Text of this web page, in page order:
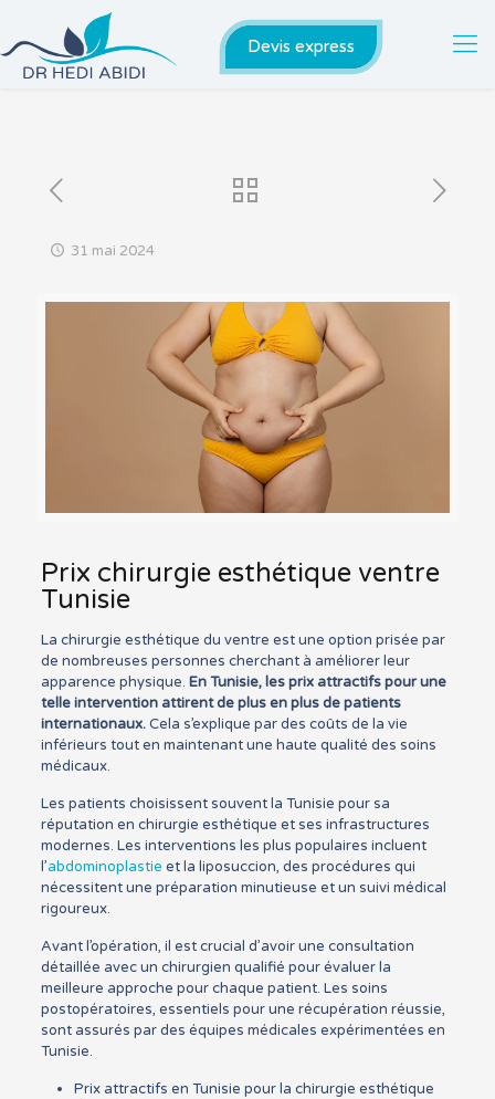
Devis express
31 mai 2024
Prix chirurgie esthétique ventre
Tunisie
La chirurgie esthétique du ventre est une option prisée par
de nombreuses personnes cherchant à améliorer leur
apparence physique. En Tunisie, les prix attractifs pour une
telle intervention attirent de plus en plus de patients
internationaux.Cela s’explique par des coûts de la vie
inférieurs tout en maintenant une haute qualité des soins
médicaux.
Les patients choisissent souvent la Tunisie pour sa
réputation en chirurgie esthétique et ses infrastructures
modernes. Les interventions les plus populaires incluent
l’abdominoplastie et la liposuccion, des procédures qui
nécessitent une préparation minutieuse et un suivi médical
rigoureux.
Avant l’opération, il est crucial d’avoir une consultation
détaillée avec un chirurgien qualifié pour évaluer la
meilleure approche pour chaque patient. Les soins
postopératoires, essentiels pour une récupération réussie,
sont assurés par des équipes médicales expérimentées en
Tunisie.
Prix attractifs en Tunisie pour la chirurgie esthétique